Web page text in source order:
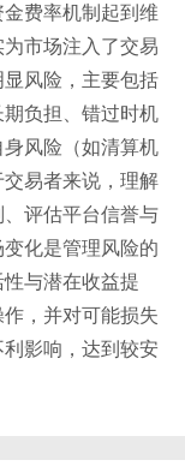
费率机制起到维
市场注入了交易
风险，主要包括
负担、错过时机
风险（如清算机
易者来说，理解
评估平台信誉与
化是管理风险的
与潜在收益提
，并对可能损失
影响，达到较安